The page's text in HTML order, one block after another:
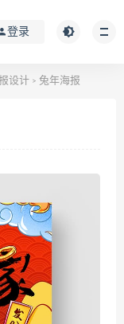
登录
设计 > 兔年海报